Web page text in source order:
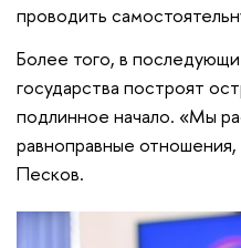
проводить
Более того, в
государства построят
подлинное начало. «Мы
равноправные
Песков.